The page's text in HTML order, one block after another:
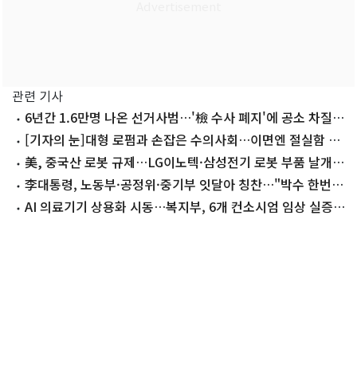
관련 기사
6년간 1.6만명 나온 선거사범…'檢 수사 폐지'에 공소 차질
우려[기자의 눈]대형 로펌과 손잡은 수의사회…이면엔 절실함 있
었다美, 중국산 로봇 규제…LG이노텍·삼성전기 로봇 부품 날개
단다李대통령, 노동부·공정위·중기부 잇달아 칭찬…"박수 한번
부탁"
AI 의료기기 상용화 시동…복지부, 6개 컨소시엄 임상 실증